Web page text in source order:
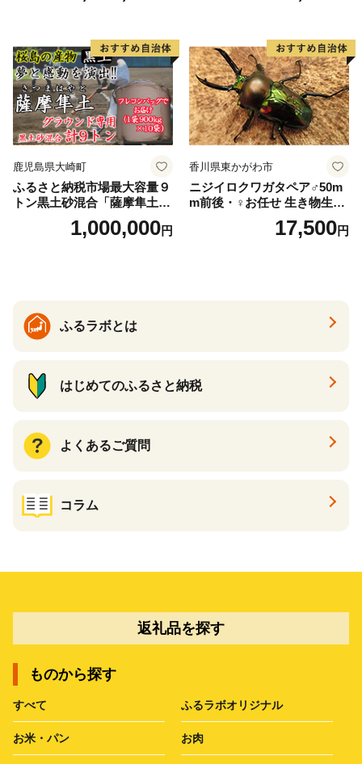
鹿児島県大崎町
ふるさと納税市場最大容量９
トン黒土砂混合「薩摩隼土」
（夢と感動の演出のグラウン
1,000,000円
香川県東かがわ市
ニジイロクワガタペア♂50m
m前後・♀お任せ 生き物生き
17,500円
ふるラボとは
はじめてのふるさと納税
よくあるご質問
コラム
返礼品を探す
ものから探す
すべて ふるラボオリジナル
お米・パン お肉